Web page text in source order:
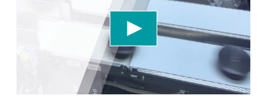
We gebruiken een service van derden om
videocontent in te sluiten die gegevens over uw
activiteit kan verzamelen. Gelieve de details te
bekijken en de service te accepteren om deze
video te bekijken.